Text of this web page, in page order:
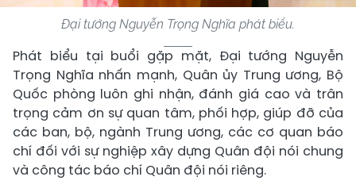
Đại tướng Nguyễn Trọng Nghĩa phát biểu.
Phát biểu tại buổi gặp mặt, Đại tướng Nguyễn
Trọng Nghĩa nhấn mạnh, Quân ủy Trung ương, Bộ
Quốc phòng luôn ghi nhận, đánh giá cao và trân
trọng cảm ơn sự quan tâm, phối hợp, giúp đỡ của
các ban, bộ, ngành Trung ương, các cơ quan báo
chí đối với sự nghiệp xây dựng Quân đội nói chung
và công tác báo chí Quân đội nói riêng.